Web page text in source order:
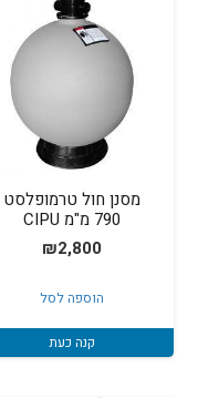
מסנן חול טרמופלסט
790 מ"מ CIPU
₪2,800
הוספה לסל
קנה כעת